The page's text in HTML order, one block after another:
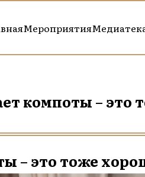
Мероприятия
компоты – это
– это тоже